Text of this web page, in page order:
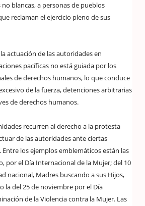
blancas, a personas de pueblos
reclaman el ejercicio pleno de sus
actuación de las autoridades en
pacíficas no está guiada por los
de derechos humanos, lo que conduce
de la fuerza, detenciones arbitrarias
de derechos humanos.
recurren al derecho a la protesta
de las autoridades ante ciertas
Entre los ejemplos emblemáticos están las
por el Día Internacional de la Mujer; del 10
nacional, Madres buscando a sus Hijos,
la del 25 de noviembre por el Día
de la Violencia contra la Mujer. Las